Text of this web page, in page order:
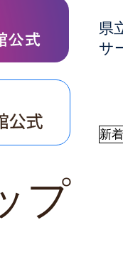
県
サ
新
プ